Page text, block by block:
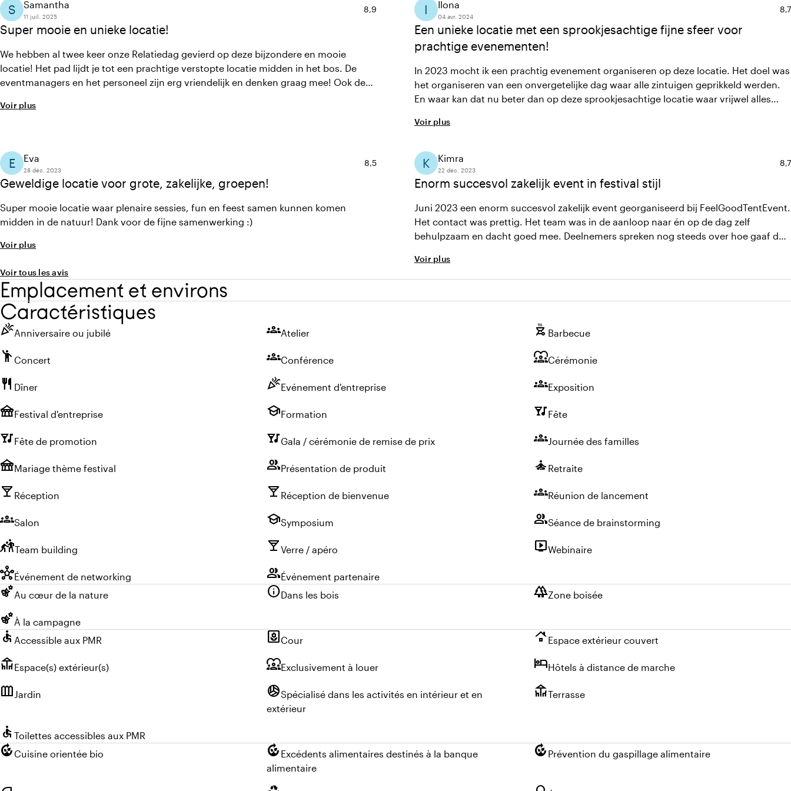
Super mooie en unieke locatie!
S Samantha
11 juil. 2025
Note moyenne de 8,9 sur 10
8,9
We hebben al twee keer onze Relatiedag gevierd op deze bijzondere en mooie
locatie! Het pad lijdt je tot een prachtige verstopte locatie midden in het bos. De
eventmanagers en het personeel zijn erg vriendelijk en denken graag mee! Ook de
Voir plus
Een unieke locatie met een sprookjesachtige fijne sfeer voor
prachtige evenementen!
I Ilona
04 avr. 2024
8,7
In 2023 mocht ik een prachtig evenement organiseren op deze locatie. Het doel was
het organiseren van een onvergetelijke dag waar alle zintuigen geprikkeld werden.
En waar kan dat nu beter dan op deze sprookjesachtige locatie waar vrijwel alles
eind heb ik superfijn contact gehad met Inez. Ook het personeel was super, tot in
Voir plus
Geweldige locatie voor grote, zakelijke, groepen!
E Eva
28 déc. 2023
Note moyenne de 8,5 sur 10
8,5
Super mooie locatie waar plenaire sessies, fun en feest samen kunnen komen
midden in de natuur! Dank voor de fijne samenwerking :)
Voir plus
Enorm succesvol zakelijk event in festival stijl
K Kimra
22 déc. 2023
8,7
Juni 2023 een enorm succesvol zakelijk event georganiseerd bij FeelGoodTentEvent.
Het contact was prettig. Het team was in de aanloop naar én op de dag zelf
behulpzaam en dacht goed mee. Deelnemers spreken nog steeds over hoe gaaf de
Voir plus
Voir tous les avis
Emplacement et environs
Caractéristiques
celebrationAnniversaire ou jubilé groupsAtelier outdoor_grill Barbecue
emoji_peopleConcert groupsConférence diversity_1Cérémonie
restaurant Dîner celebrationEvénement d'entreprise groupsExposition
festivalFestival d'entreprise schoolFormation nightlifeFête
nightlifeFête de promotion nightlifeGala / cérémonie de remise de prix groupsJournée des familles
festivalMariage thème festival groupPrésentation de produit self_improvement Retraite
local_bar Réception local_bar Réception de bienvenue groupsRéunion de lancement
groupsSalon schoolSymposium groupSéance de brainstorming
sports_kabaddiTeam building local_barVerre / apéro live_tvWebinaire
hubÉvénement de networking groupÉvénement partenaire
emoji_natureAu cœur de la nature infoDans les bois forestZone boisée
emoji_natureÀ la campagne
accessible Accessible aux PMR yardCour roofingEspace extérieur couvert
deckEspace(s) extérieur(s) diversity_1Exclusivement à louer hotelHôtels à distance de marche
outdoor_garden Jardin sports_volleyballSpécialisé dans les activités en intérieur et en
extérieur
deckTerrasse
accessible Toilettes accessibles aux PMR
compostCuisine orientée bio compost Excédents alimentaires destinés à la banque
alimentaire
compost Prévention du gaspillage alimentaire